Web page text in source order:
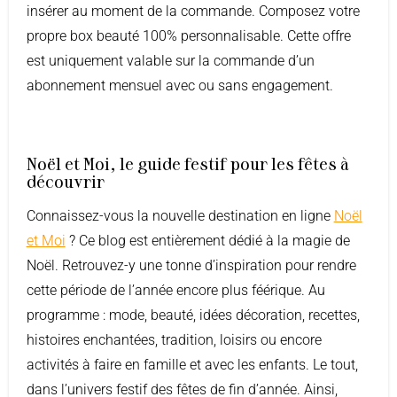
insérer au moment de la commande. Composez votre
propre box beauté 100% personnalisable. Cette offre
est uniquement valable sur la commande d’un
abonnement mensuel avec ou sans engagement.
Noël et Moi, le guide festif pour les fêtes à
découvrir
Connaissez-vous la nouvelle destination en ligne Noël
et Moi ? Ce blog est entièrement dédié à la magie de
Noël. Retrouvez-y une tonne d’inspiration pour rendre
cette période de l’année encore plus féérique. Au
programme : mode, beauté, idées décoration, recettes,
histoires enchantées, tradition, loisirs ou encore
activités à faire en famille et avec les enfants. Le tout,
dans l’univers festif des fêtes de fin d’année. Ainsi,